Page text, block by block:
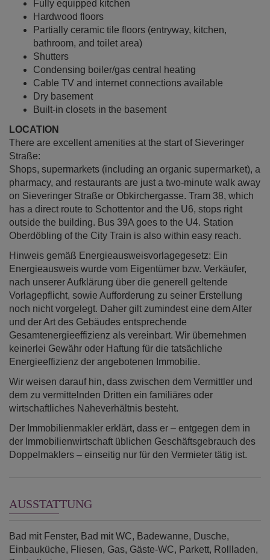
Fully equipped kitchen
Hardwood floors
Partially ceramic tile floors (entryway, kitchen,
bathroom, and toilet area)
Shutters
Condensing boiler/gas central heating
Cable TV and internet connections available
Dry basement
Built-in closets in the basement
LOCATION
There are excellent amenities at the start of Sieveringer
Straße:
Shops, supermarkets (including an organic supermarket), a
pharmacy, and restaurants are just a two-minute walk away
on Sieveringer Straße or Obkirchergasse. Tram 38, which
has a direct route to Schottentor and the U6, stops right
outside the building. Bus 39A goes to the U4. Station
Oberdöbling of the City Train is also within easy reach.
Hinweis gemäß Energieausweisvorlagegesetz: Ein
Energieausweis wurde vom Eigentümer bzw. Verkäufer,
nach unserer Aufklärung über die generell geltende
Vorlagepflicht, sowie Aufforderung zu seiner Erstellung
noch nicht vorgelegt. Daher gilt zumindest eine dem Alter
und der Art des Gebäudes entsprechende
Gesamtenergieeffizienz als vereinbart. Wir übernehmen
keinerlei Gewähr oder Haftung für die tatsächliche
Energieeffizienz der angebotenen Immobilie.
Wir weisen darauf hin, dass zwischen dem Vermittler und
dem zu vermittelnden Dritten ein familiäres oder
wirtschaftliches Naheverhältnis besteht.
Der Immobilienmakler erklärt, dass er – entgegen dem in
der Immobilienwirtschaft üblichen Geschäftsgebrauch des
Doppelmaklers – einseitig nur für den Vermieter tätig ist.
AUSSTATTUNG
Bad mit Fenster Bad mit WC Badewanne
Dusche
Einbauküche
Fliesen Gas Gäste-WC Parkett
Rollladen